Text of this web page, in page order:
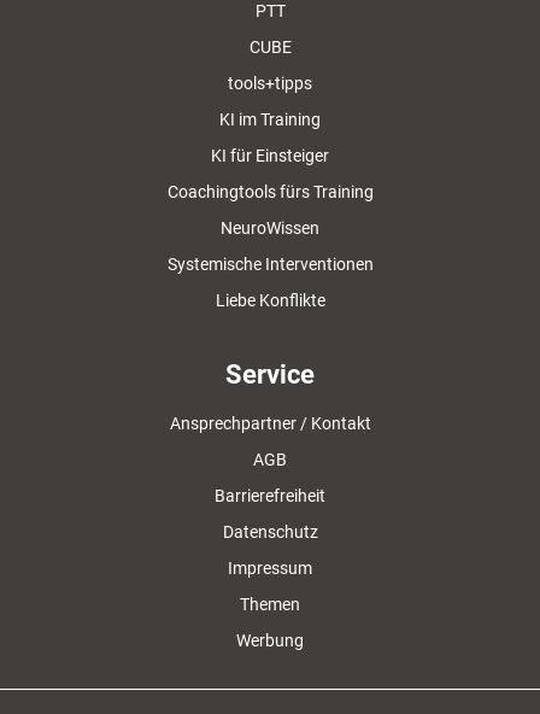
PTT
CUBE
tools+tipps
KI im Training
KI für Einsteiger
Coachingtools fürs Training
NeuroWissen
Systemische Interventionen
Liebe Konflikte
Service
Ansprechpartner / Kontakt
AGB
Barrierefreiheit
Datenschutz
Impressum
Themen
Werbung